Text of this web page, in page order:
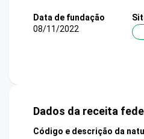
Data de fundação
08/11/2022
Dados da receita
Código e descrição da